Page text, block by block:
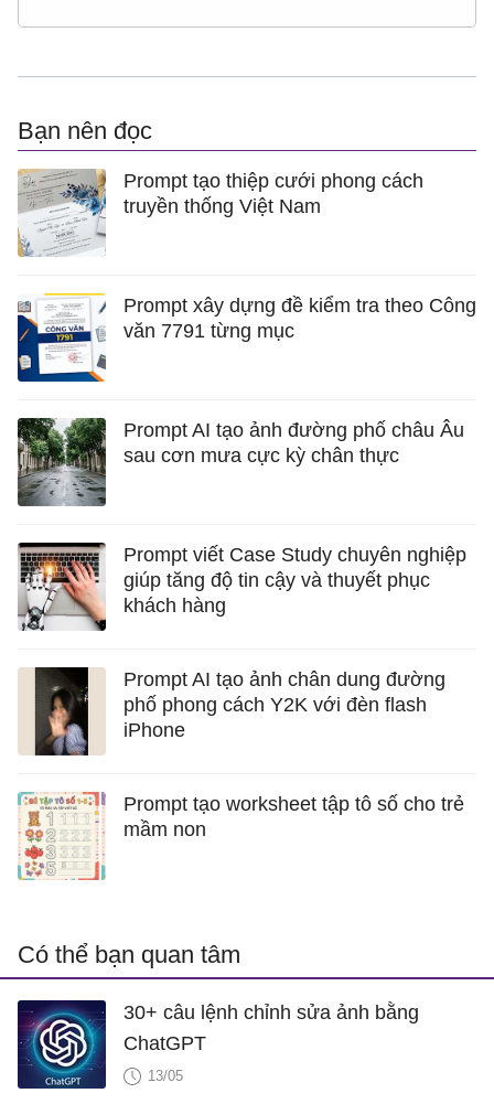
Bạn nên đọc
Prompt tạo thiệp cưới phong cách
truyền thống Việt Nam
Prompt xây dựng đề kiểm tra theo Công
văn 7791 từng mục
Prompt AI tạo ảnh đường phố châu Âu
sau cơn mưa cực kỳ chân thực
Prompt viết Case Study chuyên nghiệp
giúp tăng độ tin cậy và thuyết phục
khách hàng
Prompt AI tạo ảnh chân dung đường
phố phong cách Y2K với đèn flash
iPhone
Prompt tạo worksheet tập tô số cho trẻ
mầm non
Có thể bạn quan tâm
30+ câu lệnh chỉnh sửa ảnh bằng
ChatGPT
13/05